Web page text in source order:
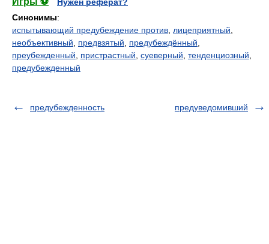
Синонимы:
испытывающий предубеждение против лицеприятный
необъективный
предвзятый предубеждённый
преубежденный
пристрастный суеверный тенденциозный
предубежденный
предубежденность предуведомивший